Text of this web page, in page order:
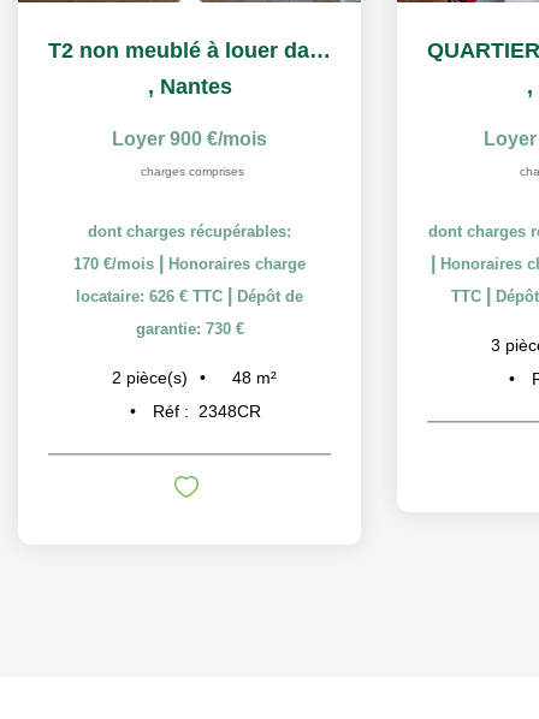
T2 non meublé à louer dans la Résidence Services Séniors...
, Nantes
Loyer 900 €/mois
charges comprises
dont charges récupérables:
170 €/mois
Honoraires charge
locataire: 626 € TTC
Dépôt de
garantie: 730 €
2 pièce(s) 48 m²
Réf :
2348CR
,
dont charges
Honoraires
TTC
3